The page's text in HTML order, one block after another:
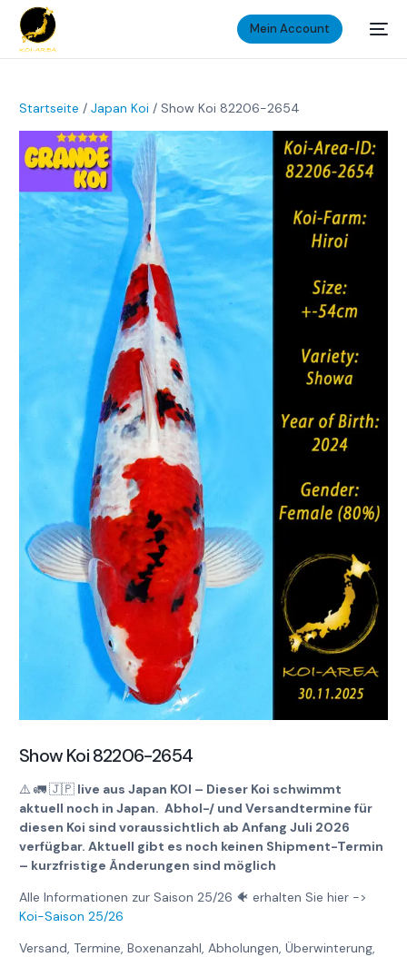
Mein Account
Startseite /Japan Koi / Show Koi 82206-2654
Show Koi 82206-2654
⚠️ 🚛🇯🇵 live aus Japan KOI – Dieser Koi schwimmt
aktuell noch in Japan. Abhol-/ und Versandtermine für
diesen Koi sind voraussichtlich ab Anfang Juli 2026
verfügbar. Aktuell gibt es noch keinen Shipment-Termin
– kurzfristige Änderungen sind möglich
Alle Informationen zur Saison 25/26 🐠 erhalten Sie hier ->
Koi-Saison 25/26
Versand, Termine, Boxenanzahl, Abholungen, Überwinterung,